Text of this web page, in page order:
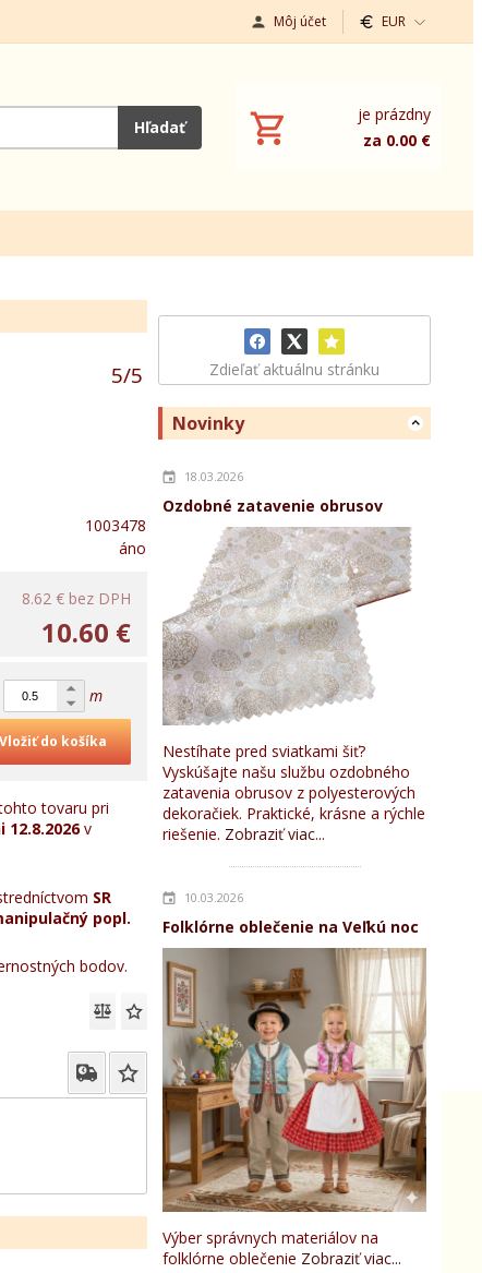
Môj účet EUR
Hľadať
je prázdny
za 0.00 €
Zdieľať aktuálnu stránku
Novinky
18.03.2026
Ozdobné zatavenie obrusov
Nestíhate pred sviatkami šiť?
Vyskúšajte našu službu ozdobného
zatavenia obrusov z polyesterových
dekoračiek. Praktické, krásne a rýchle
riešenie. Zobraziť viac...
10.03.2026
Folklórne oblečenie na Veľkú noc
Výber správnych materiálov na
folklórne oblečenie Zobraziť viac...
5/5
1003478
áno
8.62 € bez DPH
10.60 €
m
do košíka
tovaru pri
12.8.2026v
SR
popl.
bodov.